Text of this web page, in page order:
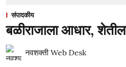
संपादकीय
बळीराजाला आधार,
नवशक्ती Web Desk